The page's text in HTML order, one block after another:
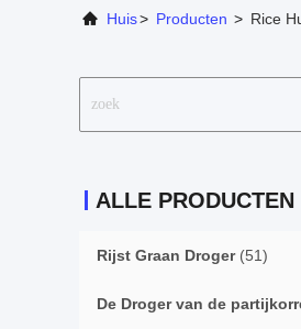
Huis> Producten > Rice
ALLE PRODUCTEN
Rijst Graan Droger(51)
De Droger van de